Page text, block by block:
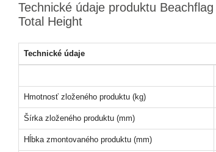
Technické údaje produktu
Total Height
Technické údaje
Hmotnosť zloženého produktu (kg)
Šírka zloženého produktu (mm)
Hĺbka zmontovaného produktu (mm)